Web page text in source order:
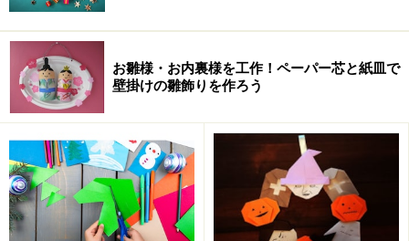
ペーパークラフトで作って遊べる干支や鏡餅・凧
予算400円から！おしゃれなお正月飾り
100均材料でできる！ピエロ貯金箱
スノーマンのプレゼントボックス
きらきらスノードーム
貼って手作り！地球儀ランプシェード
顔が変わるたぬきのでんでん太鼓
お雛様・お内裏様を工作！ペーパー芯と紙皿で
壁掛けの雛飾りを作ろう